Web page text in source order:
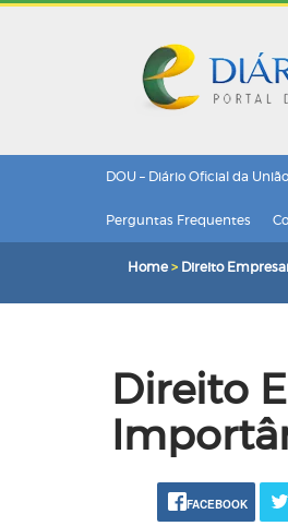
DOU – Diário Oficial da União
Perguntas Frequentes
Home > Direito
Direito
FACEBOOK